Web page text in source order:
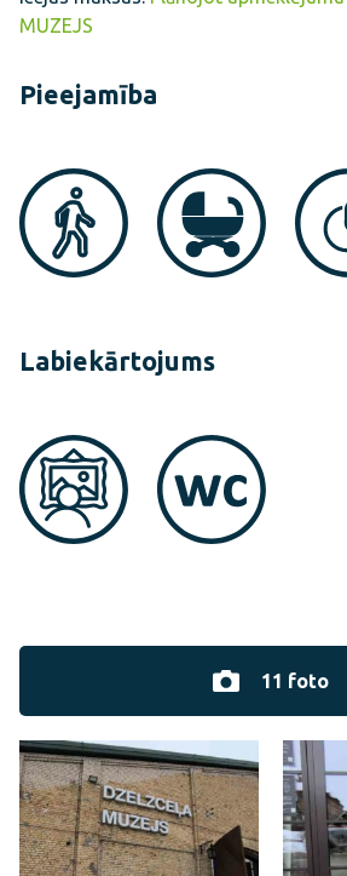
MUZEJS
Pieejamība
Labiekārtojums
11 foto